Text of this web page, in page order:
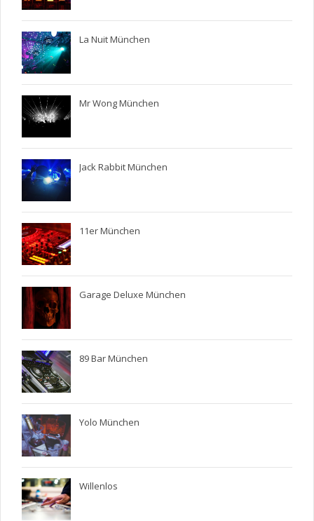
La Nuit München
Mr Wong München
Jack Rabbit München
11er München
Garage Deluxe München
89 Bar München
Yolo München
Willenlos